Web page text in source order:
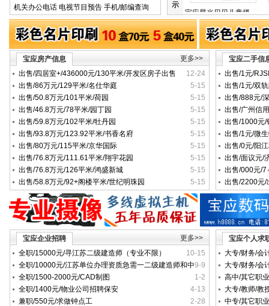
机关办公电话 电视节目预告 手机/邮编查询
示
宝应星光贝贝儿童摄影馆
更多>>
宝应房产信息
12-24
出售/四居室+/436000元/130平米/开发区房子出售
5-15
出售/86万元/129平米/名仕华庭
5-15
出售/50.8万元/101平米/荷园
5-15
出售/46.8万元/78平米/园丁园
5-15
出售/59.8万元/102平米/牡丹园
5-15
出售/93.8万元/123.92平米/书香名府
5-15
出售/80万元/115平米/京华国际
5-15
出售/76.8万元/111.61平米/翔宇花园
5-15
出售/76.8万元/126平米/鸿盛新城
5-15
出售/58.8万元/92+阁楼平米/世纪明珠园
宝应二手信
出售/1元/
出售/1元/双
出售/888元/
出售/广州信
出售/1000元/
出售/1元/微
出售/0元/阳
出售/面议元/
尔笔记本维修
出售/000元/7
出售/2200元/
更多>>
宝应企业招聘
10-15
全职/15000元/寻江苏二级建造师（专业不限）
9-9
全职/10000元/江苏单位办理资质急需一二级建造师和中
高级职称证书（不限专业）
1-2
全职/1500-2000元/CAD制图
4-13
全职/1400元/物业公司招聘保安
2-28
兼职/550元/求做钟点工
宝应个人求
大专/财务/会
大专/财务/会
高中/其它职
大专/教师/教
中专/其它职